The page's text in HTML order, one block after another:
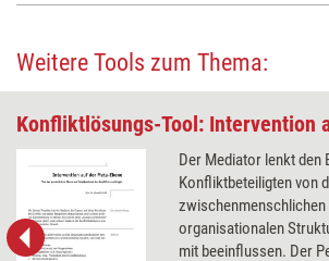
Weitere Tools zum Thema:
Der Mediator lenkt den
Konfliktbeteiligten von
zwischenmenschlichen
organisationalen
mit beeinflussen. Der